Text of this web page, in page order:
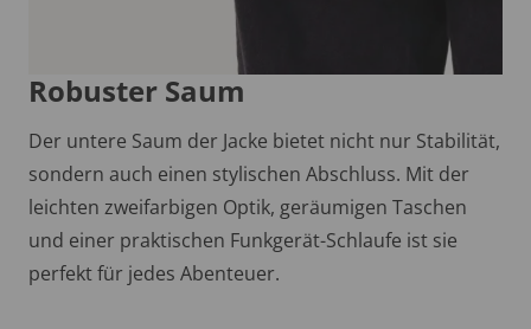
Robuster Saum
Der untere Saum der Jacke bietet nicht nur Stabilität,
sondern auch einen stylischen Abschluss. Mit der
leichten zweifarbigen Optik, geräumigen Taschen
und einer praktischen Funkgerät-Schlaufe ist sie
perfekt für jedes Abenteuer.